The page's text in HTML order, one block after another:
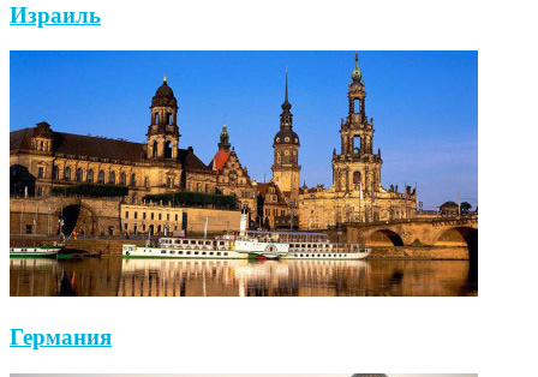
Израиль
Германия